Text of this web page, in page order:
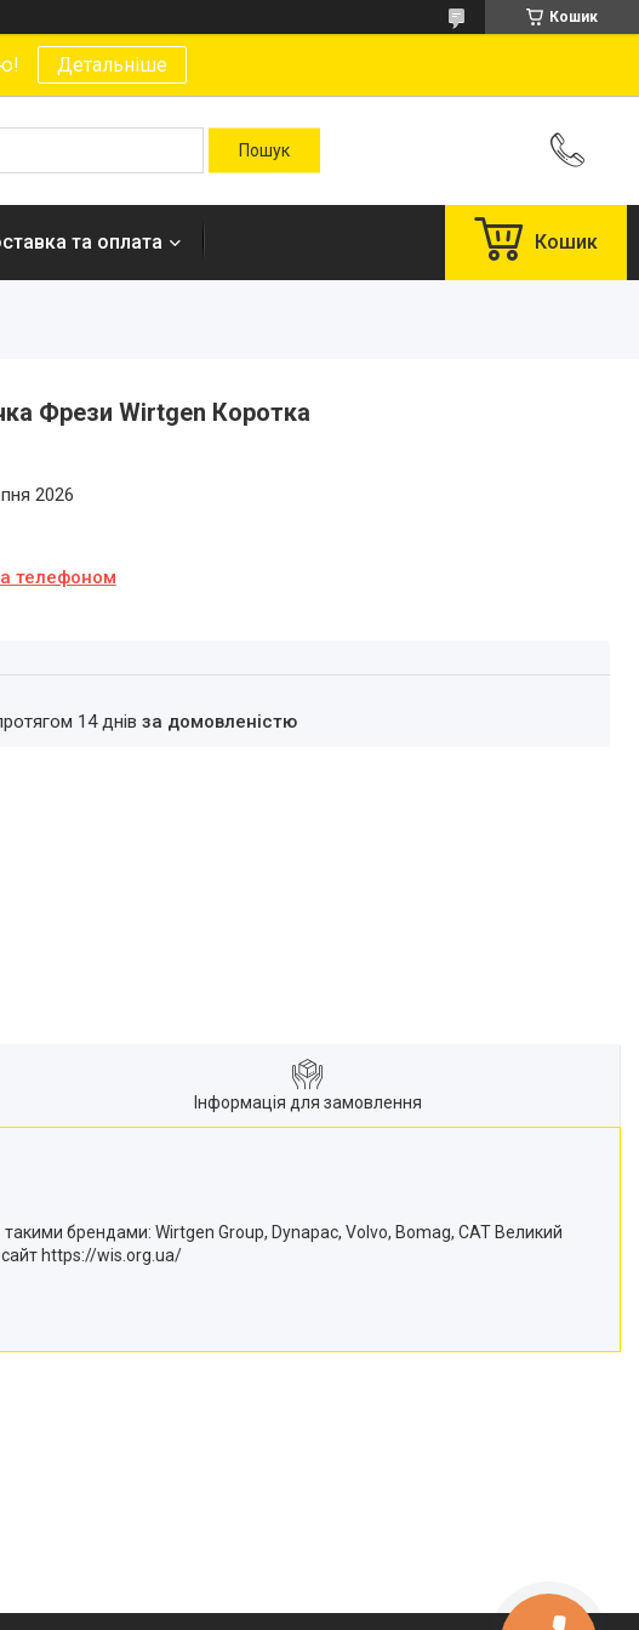
Кошик
Детальніше
та оплата Кошик
Фрези Wirtgen Коротка
2026
телефоном
14 днів за домовленістю
Інформація для замовлення
брендами: Wirtgen Group, Dynapac, Volvo, Bomag, CAT Великий
сайт https://wis.org.ua/